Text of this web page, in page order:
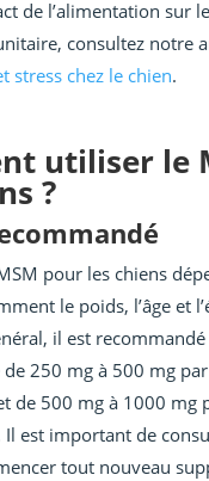
de l’alimentation sur
consultez notre
stress chez le chien.
utiliser le
?
pour les chiens
le poids, l’âge et
il est
de 250 mg à 500 mg
de 500 mg à 1000 mg
Il est important de
tout nouveau